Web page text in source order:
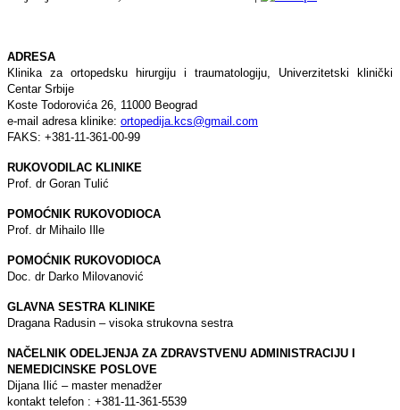
ADRESA
Klinika za ortopedsku hirurgiju i traumatologiju, Univerzitetski klinički
Centar Srbije
Koste Todorovića 26, 11000 Beograd
e-mail adresa klinike: ortopedija.kcs@gmail.com
FAKS: +381-11-361-00-99
RUKOVODILAC KLINIKE
Prof. dr Goran Tulić
POMOĆNIK RUKOVODIOCA
Prof. dr Mihailo Ille
POMOĆNIK RUKOVODIOCA
Doc. dr Darko Milovanović
GLAVNA SESTRA KLINIKE
Dragana Radusin – visoka strukovna sestra
NAČELNIK ODELJENJA ZA ZDRAVSTVENU ADMINISTRACIJU I
NEMEDICINSKE POSLOVE
Dijana Ilić – master menadžer
kontakt telefon : +381-11-361-5539